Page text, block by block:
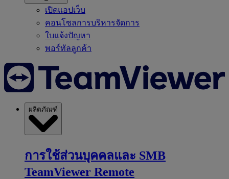
เปิดแอปเว็บ
คอนโซลการบริหารจัดการ
ใบแจ้งปัญหา
พอร์ทัลลูกค้า
ผลิตภัณฑ์
การใช้ส่วนบุคคลและ SMB
TeamViewer Remote